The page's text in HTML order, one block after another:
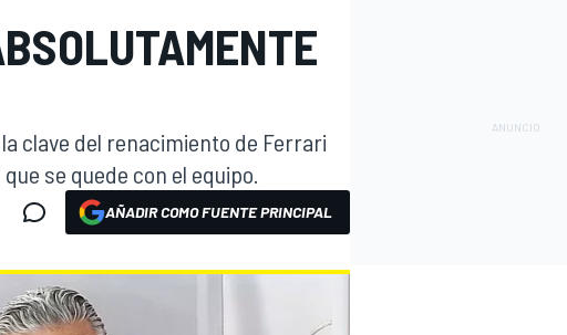
clave del renacimiento de Ferrari
se quede con el equipo.
AÑADIR COMO FUENTE PRINCIPAL